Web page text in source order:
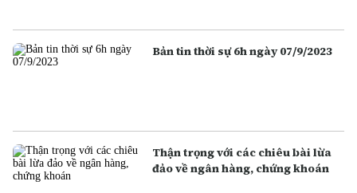
Bản tin thời sự 6h ngày 07/9/2023
Thận trọng với các chiêu bài lừa
đảo về ngân hàng, chứng khoán